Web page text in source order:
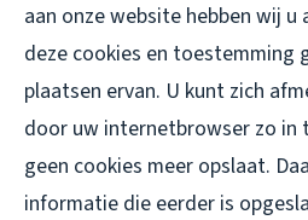
aan onze website hebben wij
deze cookies en toestemming
plaatsen ervan. U kunt zich
door uw internetbrowser zo in
geen cookies meer opslaat.
informatie die eerder is